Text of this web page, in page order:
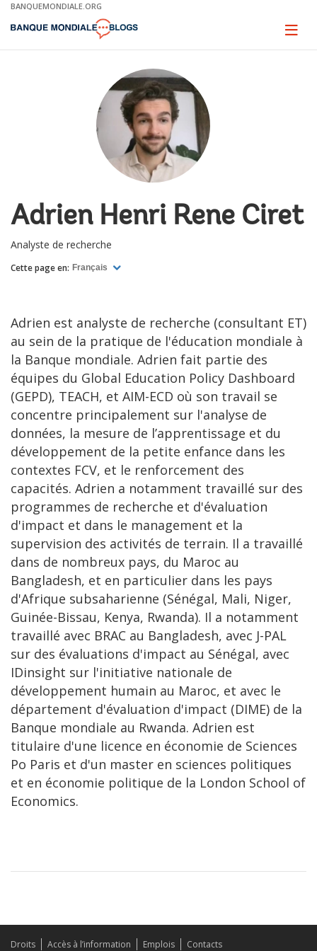
Skip
Main
BANQUEMONDIALE.ORG
Page
Adrien Henri Rene Ciret
Analyste de recherche
Cette page en: Français
Adrien est analyste de recherche (consultant ET)
au sein de la pratique de l'éducation mondiale à
la Banque mondiale. Adrien fait partie des
équipes du Global Education Policy Dashboard
(GEPD), TEACH, et AIM-ECD où son travail se
concentre principalement sur l'analyse de
données, la mesure de l’apprentissage et du
développement de la petite enfance dans les
contextes FCV, et le renforcement des
capacités. Adrien a notamment travaillé sur des
programmes de recherche et d'évaluation
d'impact et dans le management et la
supervision des activités de terrain. Il a travaillé
dans de nombreux pays, du Maroc au
Bangladesh, et en particulier dans les pays
d'Afrique subsaharienne (Sénégal, Mali, Niger,
Guinée-Bissau, Kenya, Rwanda). Il a notamment
travaillé avec BRAC au Bangladesh, avec J-PAL
sur des évaluations d'impact au Sénégal, avec
IDinsight sur l'initiative nationale de
développement humain au Maroc, et avec le
département d'évaluation d'impact (DIME) de la
Banque mondiale au Rwanda. Adrien est
titulaire d'une licence en économie de Sciences
Po Paris et d'un master en sciences politiques
et en économie politique de la London School of
Economics.
Droits Accès à l’information Emplois Contacts